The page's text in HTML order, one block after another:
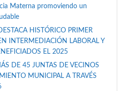
Materna promoviendo un
HISTÓRICO PRIMER
INTERMEDIACIÓN LABORAL Y
EL 2025
DE 45 JUNTAS DE VECINOS
MUNICIPAL A TRAVÉS